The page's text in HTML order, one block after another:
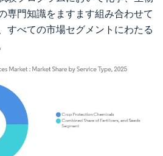
専門知識をますます組み合わせて
すべての市場セグメントにわたる